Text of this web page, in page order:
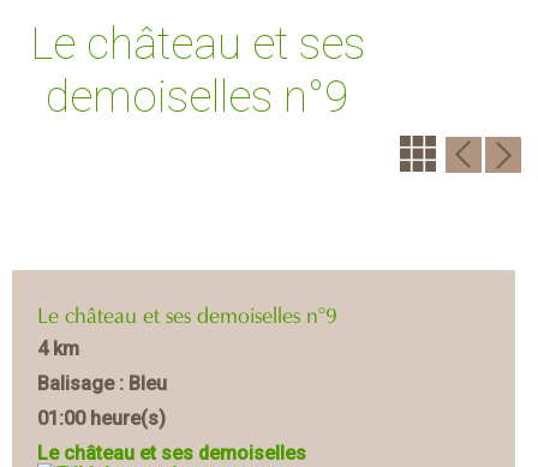
Le château et ses
demoiselles n°9
Le château et ses demoiselles n°9
4 km
Balisage : Bleu
01:00 heure(s)
Le château et ses demoiselles